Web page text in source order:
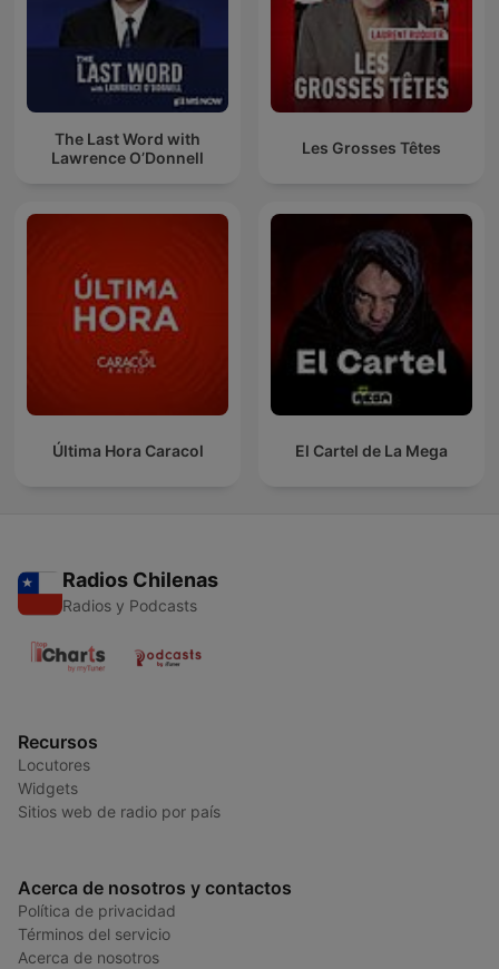
The Last Word with
Lawrence O’Donnell
Les Grosses Têtes
Última Hora Caracol El Cartel de La Mega
Radios Chilenas
Radios y Podcasts
Recursos
Locutores
Widgets
Sitios web de radio por país
Acerca de nosotros y contactos
Política de privacidad
Términos del servicio
Acerca de nosotros